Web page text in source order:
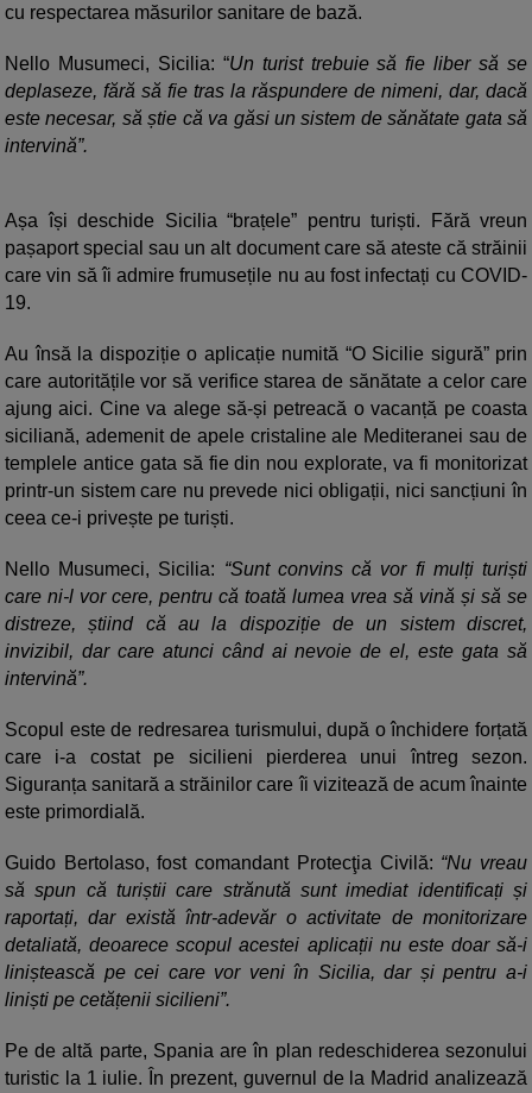
cu respectarea măsurilor sanitare de bază.
Nello Musumeci, Sicilia: “Un turist trebuie să fie liber să se
deplaseze, fără să fie tras la răspundere de nimeni, dar, dacă
este necesar, să știe că va găsi un sistem de sănătate gata să
intervină”.
Așa își deschide Sicilia “brațele” pentru turiști. Fără vreun
pașaport special sau un alt document care să ateste că străinii
care vin să îi admire frumusețile nu au fost infectați cu COVID-
19.
Au însă la dispoziție o aplicație numită “O Sicilie sigură” prin
care autoritățile vor să verifice starea de sănătate a celor care
ajung aici. Cine va alege să-și petreacă o vacanță pe coasta
siciliană, ademenit de apele cristaline ale Mediteranei sau de
templele antice gata să fie din nou explorate, va fi monitorizat
printr-un sistem care nu prevede nici obligații, nici sancțiuni în
ceea ce-i privește pe turiști.
Nello Musumeci, Sicilia: “Sunt convins că vor fi mulți turiști
care ni-l vor cere, pentru că toată lumea vrea să vină și să se
distreze, știind că au la dispoziție de un sistem discret,
invizibil, dar care atunci când ai nevoie de el, este gata să
intervină”.
Scopul este de redresarea turismului, după o închidere forțată
care i-a costat pe sicilieni pierderea unui întreg sezon.
Siguranța sanitară a străinilor care îi vizitează de acum înainte
este primordială.
Guido Bertolaso, fost comandant Protecţia Civilă: “Nu vreau
să spun că turiștii care strănută sunt imediat identificați și
raportați, dar există într-adevăr o activitate de monitorizare
detaliată, deoarece scopul acestei aplicații nu este doar să-i
liniștească pe cei care vor veni în Sicilia, dar și pentru a-i
liniști pe cetățenii sicilieni”.
Pe de altă parte, Spania are în plan redeschiderea sezonului
turistic la 1 iulie. În prezent, guvernul de la Madrid analizează